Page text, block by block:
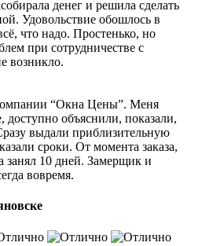
денег и решила сделать
Удовольствие обошлось в
что надо. Простенько, но
при сотрудничестве с
возникло.
“Окна Цены”. Меня
доступно объяснили, показали,
выдали приблизительную
сроки. От момента заказа,
занял 10 дней. Замерщик и
вовремя.